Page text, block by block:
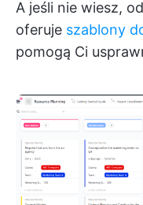
A jeśli nie wiesz,
oferuje szablony
pomogą Ci